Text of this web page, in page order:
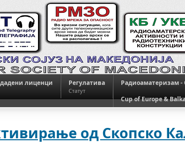
лиценци Регулатива
Статут
Радиоаматеризам
Cup of Europe &
од Скопско